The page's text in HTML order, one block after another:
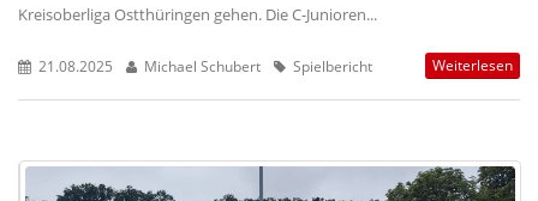
Kreisoberliga Ostthüringen gehen. Die C-Junioren...
21.08.2025 Michael Schubert Spielbericht Weiterlesen